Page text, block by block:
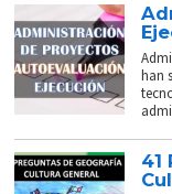
han
41